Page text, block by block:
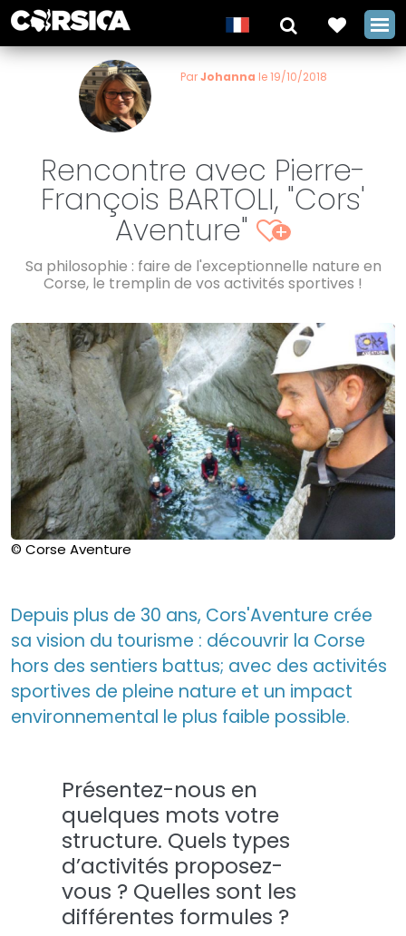
ParJohanna le 19/10/2018
Rencontre avec Pierre-
François BARTOLI, "Cors'
Aventure" +
Sa philosophie : faire de l'exceptionnelle nature en
Corse, le tremplin de vos activités sportives !
© Corse Aventure
Depuis plus de 30 ans, Cors'Aventure crée
sa vision du tourisme : découvrir la Corse
hors des sentiers battus; avec des activités
sportives de pleine nature et un impact
environnemental le plus faible possible.
Présentez-nous en
quelques mots votre
structure. Quels types
d’activités proposez-
vous ? Quelles sont les
différentes formules ?